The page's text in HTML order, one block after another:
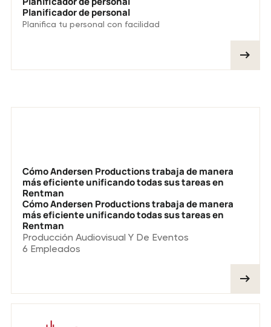
Planificador de personal
Planifica tu personal con facilidad
Cómo Andersen Productions trabaja de manera
más eficiente unificando todas sus tareas en
Rentman
Cómo Andersen Productions trabaja de manera
más eficiente unificando todas sus tareas en
Rentman
Producción Audiovisual Y De Eventos
6 Empleados